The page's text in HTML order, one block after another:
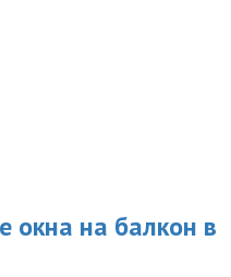
окна на балкон в